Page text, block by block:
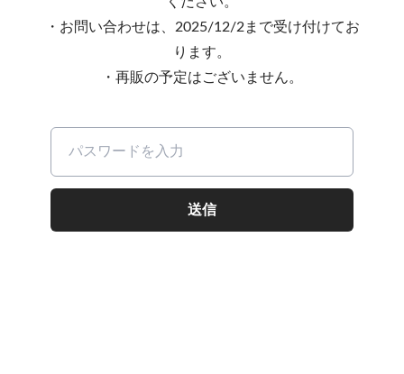
・お問い合わせは、2025/12/2まで受け付けてお
ります。
・再販の予定はございません。